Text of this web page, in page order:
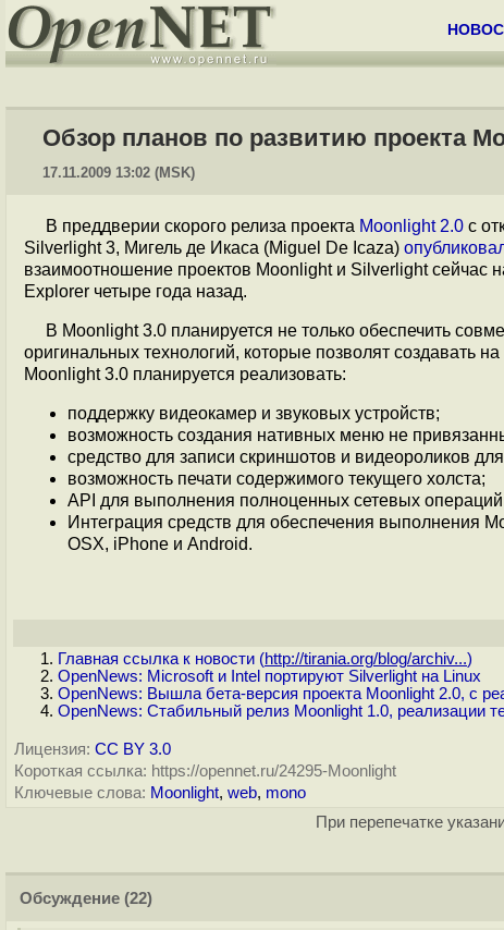
Обзор планов по развитию проекта
17.11.2009 13:02 (MSK)
В преддверии скорого релиза проекта Moonlight 2.0 с
Silverlight 3, Мигель де Икаса (Miguel De Icaza)
взаимоотношение проектов Moonlight и Silverlight сейчас
Explorer четыре года назад.
В Moonlight 3.0 планируется не только обеспечить
оригинальных технологий, которые позволят создавать
Moonlight 3.0 планируется реализовать:
поддержку видеокамер и звуковых устройств;
возможность создания нативных меню не
средство для записи скриншотов и видеороликов
возможность печати содержимого текущего холста;
API для выполнения полноценных сетевых операций
Интеграция средств для обеспечения выполнения
OSX, iPhone и Android.
Главная ссылка к новости (http://tirania.org/blog/archiv...)
OpenNews: Microsoft и Intel портируют Silverlight на Linux
OpenNews: Вышла бета-версия проекта Moonlight 2.0, с
OpenNews: Стабильный релиз Moonlight 1.0, реализации
Лицензия: CC BY 3.0
Короткая ссылка: https://opennet.ru/24295-Moonlight
Ключевые слова: Moonlight, web, mono
При перепечатке
Обсуждение (22)